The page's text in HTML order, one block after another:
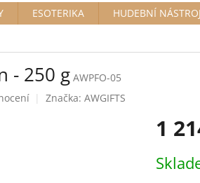
ESOTERIKA HUDEBNÍ
- 250 g AWPFO-05
Značka: AWGIFTS
1
cena: